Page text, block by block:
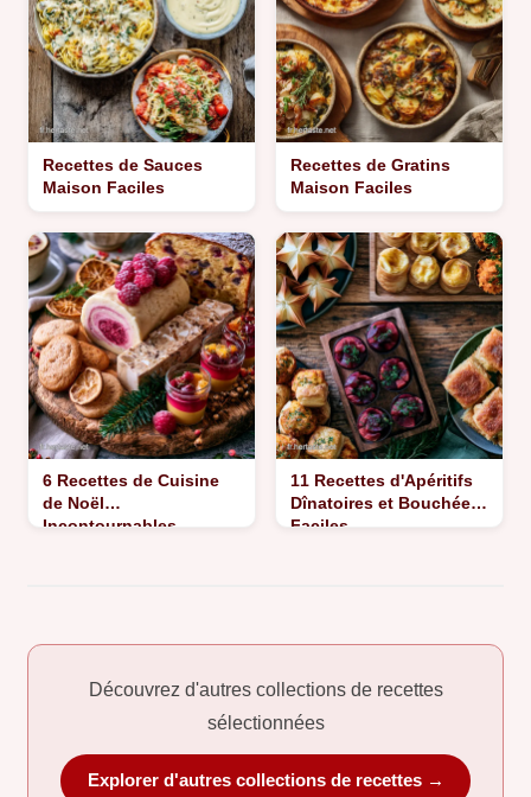
Recettes de Sauces
Maison Faciles
Recettes de Gratins
Maison Faciles
6 Recettes de Cuisine
de Noël
Incontournables
11 Recettes d'Apéritifs
Dînatoires et Bouchées
Faciles
Découvrez d'autres collections de recettes
sélectionnées
Explorer d'autres collections de recettes →